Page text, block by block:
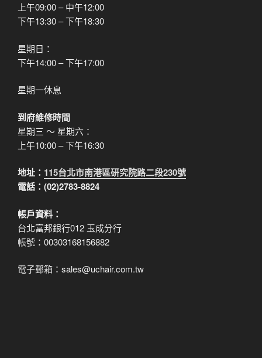
上午09:00 – 中午12:00
下午13:30 – 下午18:30
星期日：
下午14:00 – 下午17:00
星期一休息
到府維修時間
星期三 ～ 星期六：
上午10:00 – 下午16:30
地址： 115台北市南港區研究院路二段230號
電話：(02)2783-8824
帳戶資料：
台北富邦銀行012 玉成分行
帳號：00303168156882
電子郵箱：sales@uchair.com.tw